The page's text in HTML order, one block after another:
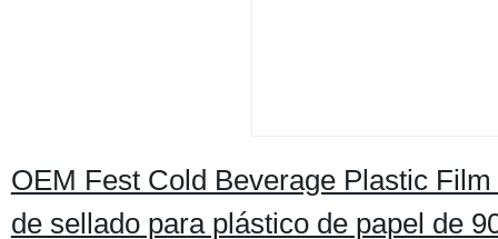
OEM Fest Cold Beverage Plastic
de sellado para plástico de papel de